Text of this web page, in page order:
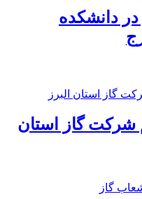
دانشکده
شرکت گاز استان